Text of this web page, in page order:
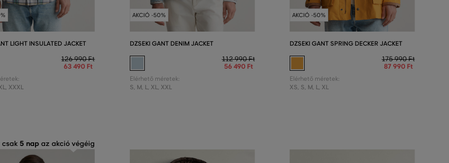
LIGHT INSULATED JACKET
126 990 Ft
63 490 Ft
, XXXL
AKCIÓ -50%
DZSEKI GANT DENIM JACKET
112 990 Ft
56 490 Ft
Elérhető méretek:
S, M, L, XL, XXL
AKCIÓ -50%
DZSEKI GANT SPRING DECKER JACKET
175 990 Ft
87 990 Ft
Elérhető méretek:
XS, S, M, L, XL
csak 5 nap az akció végéig